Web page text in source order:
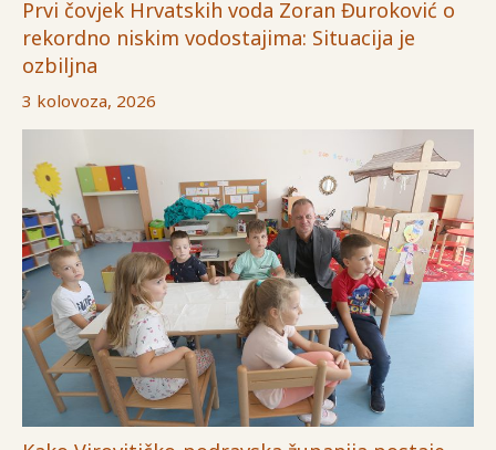
Prvi čovjek Hrvatskih voda Zoran Đuroković o
rekordno niskim vodostajima: Situacija je
ozbiljna
3 kolovoza, 2026